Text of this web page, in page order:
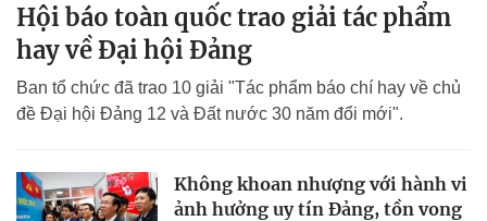
Hội báo toàn quốc trao giải tác phẩm
hay về Đại hội Đảng
Ban tổ chức đã trao 10 giải "Tác phẩm báo chí hay về chủ
đề Đại hội Đảng 12 và Đất nước 30 năm đổi mới".
Không khoan nhượng với hành vi
ảnh hưởng uy tín Đảng, tồn vong